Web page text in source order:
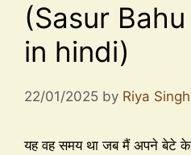
(Sasur
in hindi)
22/01/2025 by Riya Singh
यह वह समय था जब मैं अपने बेटे के